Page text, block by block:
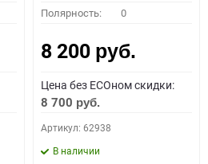
Полярность: 0
8 200 руб.
Цена без ECOном скидки:
8 700 руб.
Артикул: 62938
В наличии